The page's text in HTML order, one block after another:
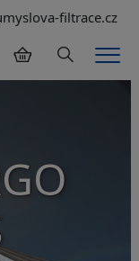
filtrace.cz
Hledání